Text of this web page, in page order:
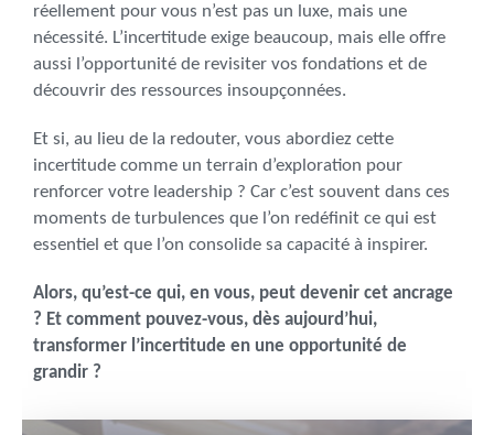
réellement pour vous n’est pas un luxe, mais une
nécessité. L’incertitude exige beaucoup, mais elle offre
aussi l’opportunité de revisiter vos fondations et de
découvrir des ressources insoupçonnées.
Et si, au lieu de la redouter, vous abordiez cette
incertitude comme un terrain d’exploration pour
renforcer votre leadership ? Car c’est souvent dans ces
moments de turbulences que l’on redéfinit ce qui est
essentiel et que l’on consolide sa capacité à inspirer.
Alors, qu’est-ce qui, en vous, peut devenir cet ancrage
? Et comment pouvez-vous, dès aujourd’hui,
transformer l’incertitude en une opportunité de
grandir ?